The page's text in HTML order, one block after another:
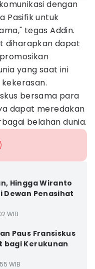
dengan
Pasifik untuk
tegas Addin.
diharapkan dapat
yang saat ini
bersama para
dapat meredakan
belahan dunia.
Hingga Wiranto
Dewan Penasihat
WIB
Paus Fransiskus
bagi Kerukunan
WIB